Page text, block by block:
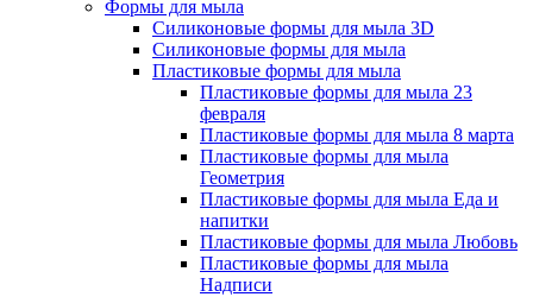
Формы для мыла
Силиконовые формы для мыла 3D
Силиконовые формы для мыла
Пластиковые формы для мыла
Пластиковые формы для мыла 23
февраля
Пластиковые формы для мыла 8 марта
Пластиковые формы для мыла
Геометрия
Пластиковые формы для мыла Еда и
напитки
Пластиковые формы для мыла Любовь
Пластиковые формы для мыла
Надписи